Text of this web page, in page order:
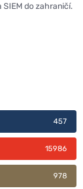
do zahraničí.
457
15986
978